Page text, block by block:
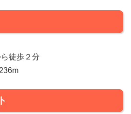
徒歩２分